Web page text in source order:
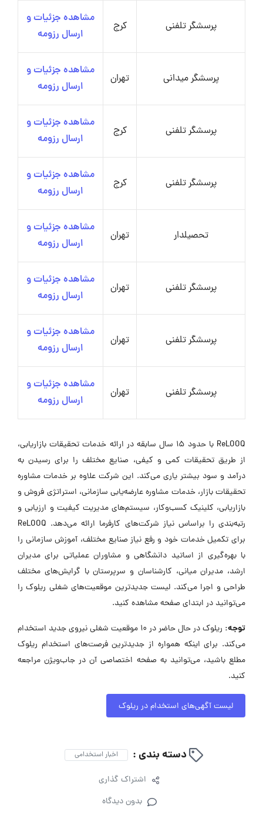
پرسشگر تلفنی کرج
مشاهده جزئیات و
ارسال رزومه
پرسشگر میدانی تهران
مشاهده جزئیات و
ارسال رزومه
پرسشگر تلفنی کرج
مشاهده جزئیات و
ارسال رزومه
پرسشگر تلفنی کرج
مشاهده جزئیات و
ارسال رزومه
تحصیلدار تهران
مشاهده جزئیات و
ارسال رزومه
پرسشگر تلفنی تهران
مشاهده جزئیات و
ارسال رزومه
پرسشگر تلفنی تهران
مشاهده جزئیات و
ارسال رزومه
پرسشگر تلفنی تهران
مشاهده جزئیات و
ارسال رزومه
ReLOOQ با حدود 15 سال سابقه در ارائه خدمات تحقیقات بازاریابی،
از طریق تحقیقات کمی و کیفی، صنایع مختلف را برای رسیدن به
درآمد و سود بیشتر یاری می‌کند. این شرکت علاوه بر خدمات مشاوره
تحقیقات بازار، خدمات مشاوره عارضه‌یابی سازمانی، استراتژی فروش و
بازاریابی، کلینیک کسب‌وکار، سیستم‌های مدیریت کیفیت و ارزیابی و
رتبه‌بندی را براساس نیاز شرکت‌های کارفرما ارائه می‌دهد. ReLOOQ
برای تکمیل خدمات خود و رفع نیاز صنایع مختلف، آموزش سازمانی را
با بهره‌گیری از اساتید دانشگاهی و مشاوران عملیاتی برای مدیران
ارشد، مدیران میانی، کارشناسان و سرپرستان با گرایش‌های مختلف
طراحی و اجرا می‌کند. لیست جدیدترین موقعیت‌های شغلی ریلوک را
می‌توانید در ابتدای صفحه مشاهده کنید.
توجه:
ریلوک در حال حاضر در ۱۰ موقعیت شغلی نیروی جدید استخدام
می‌کند. برای اینکه همواره از جدیدترین فرصت‌های استخدام ریلوک
مطلع باشید، می‌توانید به صفحه اختصاصی آن در جاب‌ویژن مراجعه
کنید.
لیست آگهی‌های استخدام در ریلوک
دسته بندی : اخبار استخدامی
اشتراک گذاری
بدون دیدگاه